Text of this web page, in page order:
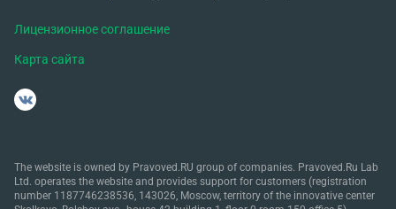
Лицензионное соглашение
Карта сайта
The website is owned by Pravoved.RU group of companies. Pravoved.Ru Lab
Ltd. operates the website and provides support for customers (registration
number 1187746238536, 143026, Moscow, territory of the innovative center